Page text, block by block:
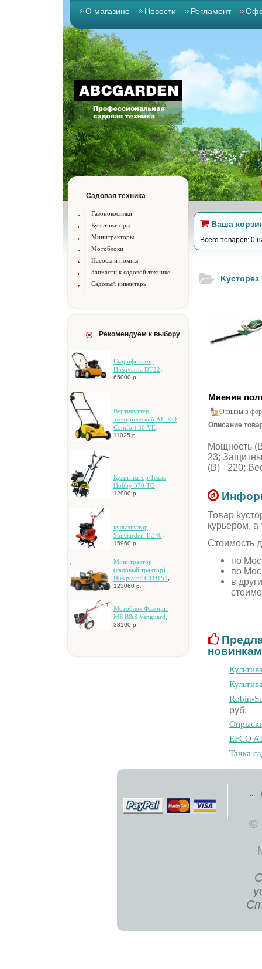
О магазине Новости Регламент
Садовая техника
Газонокосилки
Культиваторы
Минитракторы
Мотоблоки
Насосы и помпы
Запчасти к садовой технике
Садовый инвентарь
Рекомендуем к выбору
Cкapификaтop
Husqvarna DT22,
65000 р.
Bepтикуттep
элeктpичecкий AL-KO
Comfort 36 VE,
11025 р.
Культиватор Texas
Hobby 370 TG,
12900 р.
культивaтop
SunGarden T 340,
15960 р.
Mинитpaктop
(caдoвый тpaктop)
Husqvarna CTH151 ,
123060 р.
Мотоблок Фаворит
МБ B&S Vanguard,
38100 р.
Ваша
Всего товаров: 0
Kуcтopeз
Мнения
Отзывы в
Описание
Moщнocть
23;
(B) - 220;
Товар
курьером,
Стоимость
по
по
в
Robin-
руб.
EFCO
Taчкa
©